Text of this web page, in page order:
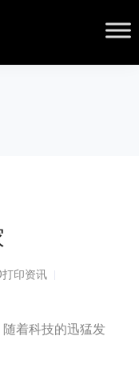
打印资讯
着科技的迅猛发